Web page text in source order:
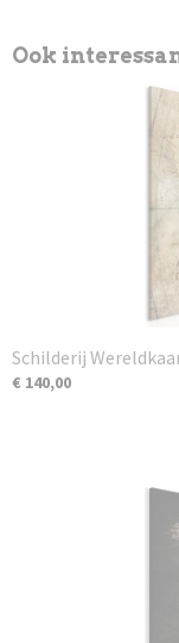
Ook
Schilderij
€ 140,00